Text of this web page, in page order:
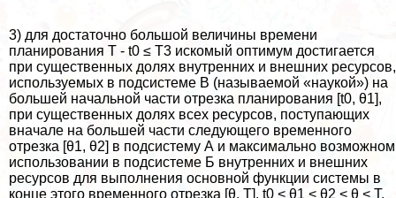
3) для достаточно большой величины времени
планирования T - t0 ≤ T3 искомый оптимум достигается
при существенных долях внутренних и внешних ресурсов,
используемых в подсистеме B (называемой «наукой») на
большей начальной части отрезка планирования [t0, θ1],
при существенных долях всех ресурсов, поступающих
вначале на большей части следующего временного
отрезка [θ1, θ2] в подсистему А и максимально возможном
использовании в подсистеме Б внутренних и внешних
ресурсов для выполнения основной функции системы в
конце этого временного отрезка [θ, T], t0 < θ1 < θ2 < θ < T.